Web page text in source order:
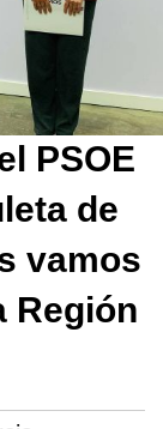
PSOE
de
vamos
Región